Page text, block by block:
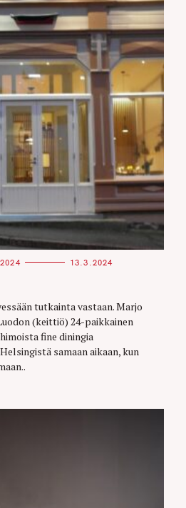
13.3.2024
tutkainta vastaan. Marjo
(keittiö) 24-paikkainen
fine diningia
samaan aikaan, kun